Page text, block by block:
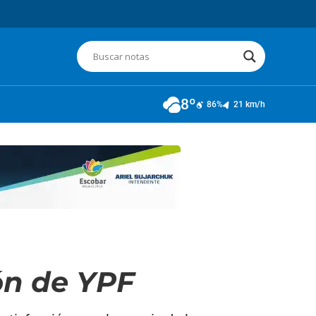
8º 86% 21 km/h
de YPF